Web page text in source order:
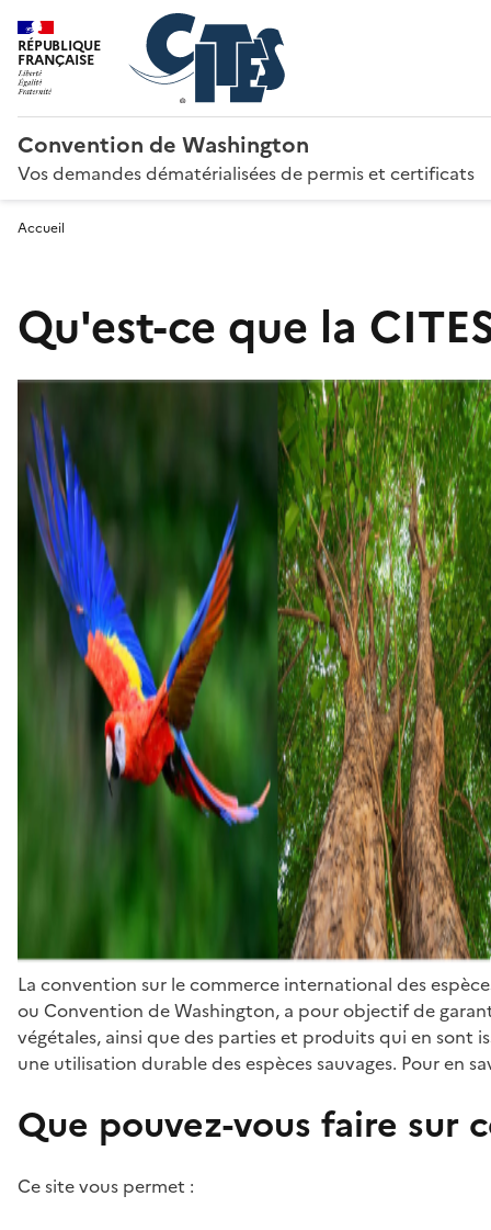
RÉPUBLIQUE
FRANÇAISE
Convention de Washington
Vos demandes dématérialisées de permis et certificats
Accueil
Qu'est-ce que la
La convention sur le commerce international des
ou Convention de Washington, a pour objectif de
végétales, ainsi que des parties et produits qui en sont
une utilisation durable des espèces sauvages. Pour en
Que pouvez-vous faire sur
Ce site vous permet :